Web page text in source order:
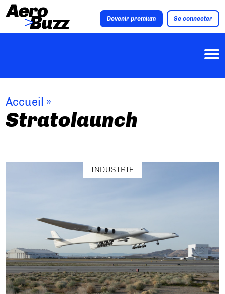
Devenir premium Se connecter
Accueil »
Stratolaunch
INDUSTRIE